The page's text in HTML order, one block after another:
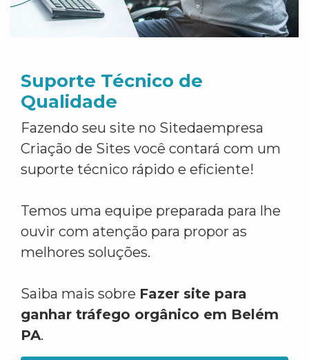
Suporte Técnico de
Qualidade
Fazendo seu site no Sitedaempresa
Criação de Sites você contará com um
suporte técnico rápido e eficiente!
Temos uma equipe preparada para lhe
ouvir com atenção para propor as
melhores soluções.
Saiba mais sobre Fazer site para
ganhar tráfego orgânico em Belém
PA.